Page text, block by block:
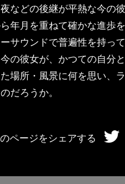
などの後継が平熱な今の
年月を重ねて確かな進歩を
サウンドで普遍性を持っ
の彼女が、かつての自分
場所・風景に何を思い、
だろうか。
ページをシェアする